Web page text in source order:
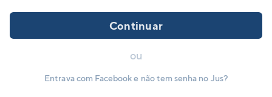
Continuar
ou
Entrava com Facebook e não tem senha no Jus?